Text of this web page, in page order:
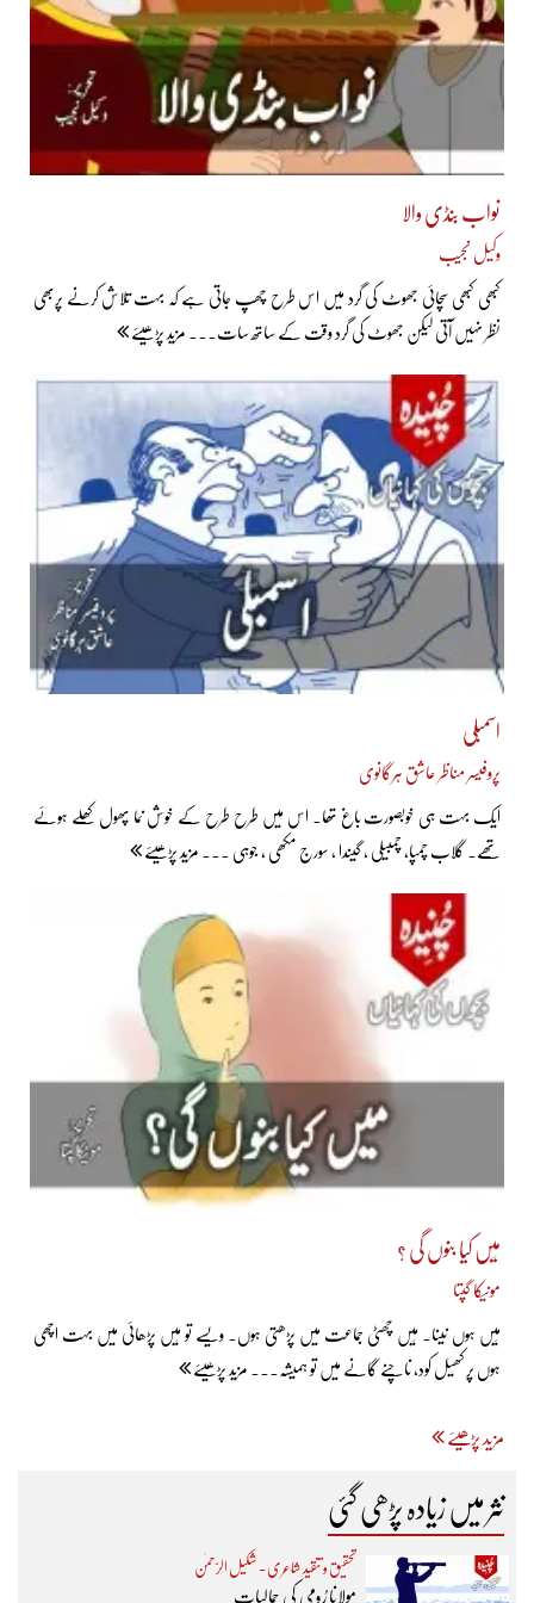
نواب بنڈی والا
وکیل نجیب
کبھی کبھی سچائی جھوٹ کی گرد میں اس طرح چھپ جاتی ہے کہ بہت تلاش کرنے پربھی
نظر نہیں آتی لیکن جھوٹ کی گرد وقت کے ساتھ سات... مزید پڑھیئے
اسمبلی
پروفیسر مناظر عاشق ہرگانوی
ایک بہت ہی خوبصورت باغ تھا۔ اس میں طرح طرح کے خوش نما پھول کھلے ہوئے
تھے۔ گلاب چمپا، چمبیلی ، گیندا ، سورج مکھی ، جوہی ... مزید پڑھیئے
مَیں کیا بنوں گی ؟
مونیکا گپتا
مَیں ہوں نینا۔ مَیں چھٹی جماعت میں پڑھتی ہوں۔ ویسے تو مَیں پڑھائی میں بہت اچھی
ہوں پر کھیل کود، ناچنے گانے میں تو ہمیشہ... مزید پڑھیئے
مزید پڑھیئے
نثر میں زیادہ پڑھی گئی
تحقیق و تنقید شاعری - شکیل الرّحمٰن
مولانا رُومی کی جمالیات